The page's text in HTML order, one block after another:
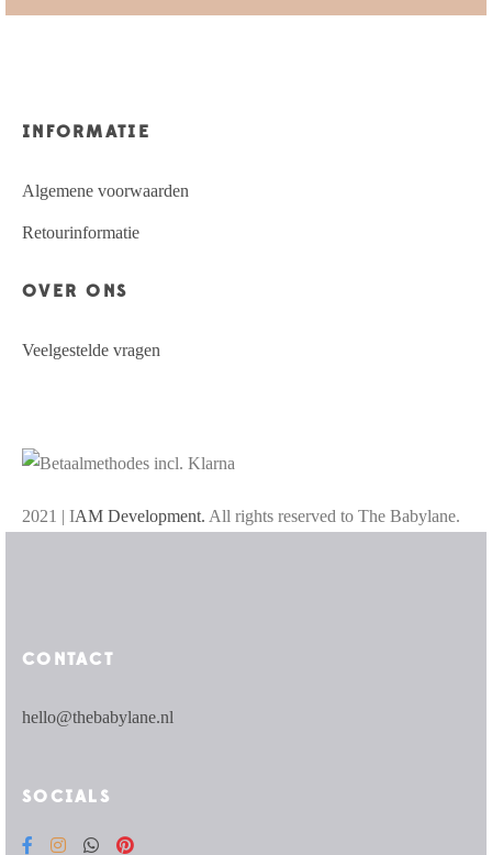
INFORMATIE
Algemene voorwaarden
Retourinformatie
OVER ONS
Veelgestelde vragen
2021 | IAM Development. All rights reserved to The Babylane.
CONTACT
hello@thebabylane.nl
SOCIALS